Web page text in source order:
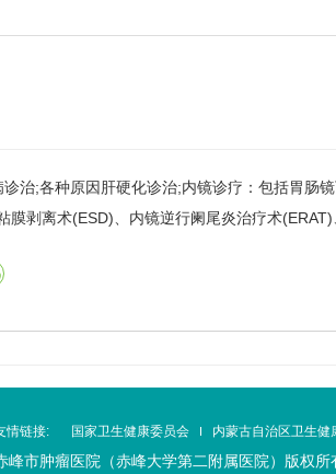
;各种原因肝硬化诊治;内镜诊疗：包括胃肠镜
膜剥离术(ESD)、内镜逆行阑尾炎治疗术
情链接: 国家卫生健康委员会 内蒙古自治区卫生健
峰市肿瘤医院（赤峰大学第二附属医院）版权